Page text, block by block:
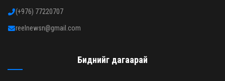
(+976) 77220707
reelnewsn@gmail.com
Биднийг дагаарай